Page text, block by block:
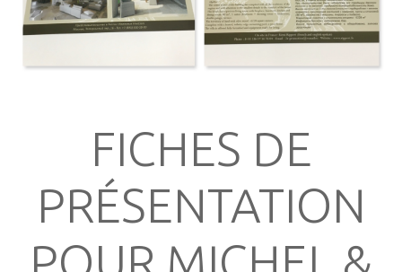
FICHES DE
PRÉSENTATION
POUR MICHEL &